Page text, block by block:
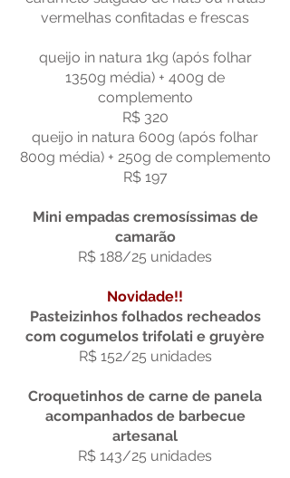
vermelhas confitadas e frescas
queijo in natura 1kg (após folhar
1350g média) + 400g de
complemento
R$ 320
queijo in natura 600g (após folhar
800g média) + 250g de complemento
R$ 197
Mini empadas cremosíssimas de
camarão
R$ 188/25 unidades
Novidade!!
Pasteizinhos folhados recheados
com cogumelos trifolati e gruyère
R$ 152/25 unidades
Croquetinhos de carne de panela
acompanhados de barbecue
artesanal
R$ 143/25 unidades